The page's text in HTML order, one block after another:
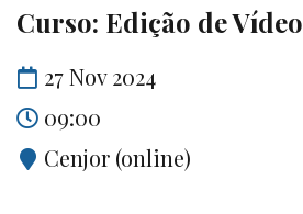
Curso: Edição de Vídeo
27 Nov 2024
09:00
Cenjor (online)